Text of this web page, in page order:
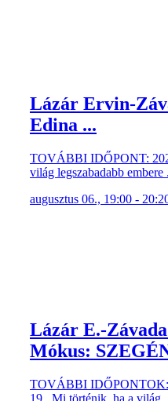
Lázár Ervin-
Edina ...
TOVÁBBI IDŐPONT:
világ legszabadabb embere
augusztus 06., 19:00 -
Lázár E.-
Mókus:
TOVÁBBI IDŐPONTOK:
19. Mi történik, ha a világ